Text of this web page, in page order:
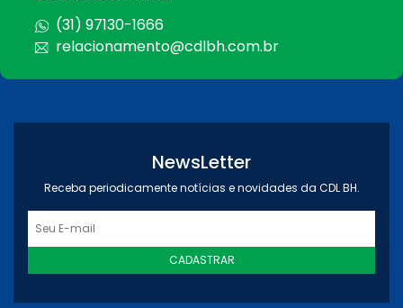
(31) 97130-1666
relacionamento@cdlbh.com.br
NewsLetter
Receba periodicamente notícias e novidades da CDL BH.
CADASTRAR